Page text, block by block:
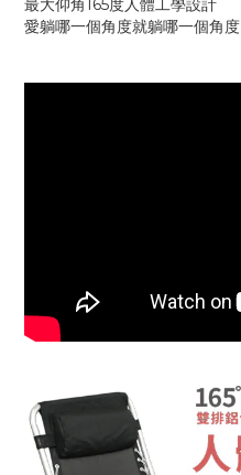
最大仰角165度人體工學設計
愛躺哪一個角度就躺哪一個角度